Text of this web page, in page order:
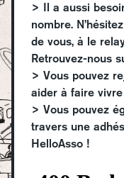
> Il a aussi
nombre.
de vous, à le
Retrouvez-nous
> Vous pouvez
aider à faire
> Vous pouvez
travers une
HelloAsso !